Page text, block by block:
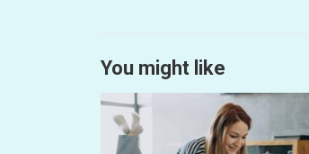
You might like